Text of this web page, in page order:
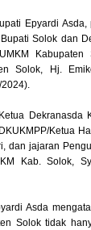
Epyardi
Solok dan
Kabupaten
Solok, Hj.
Dekranasda
Ketua
dan jajaran
Kab. Solok,
Asda
Solok tidak